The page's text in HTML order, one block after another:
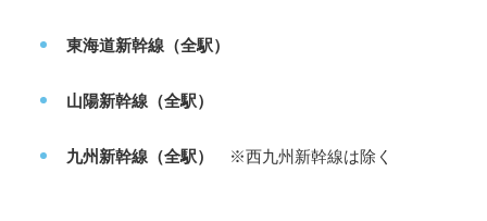
東海道新幹線（全駅）
山陽新幹線（全駅）
九州新幹線（全駅） ※西九州新幹線は除く